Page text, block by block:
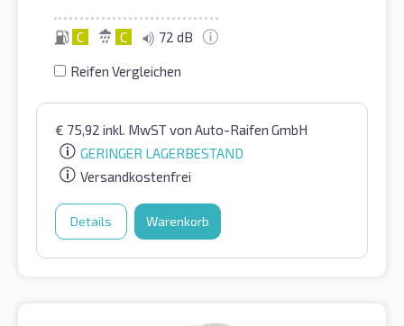
C C 72 dB
Reifen Vergleichen
€ 75,92 inkl. MwSTvon Auto-Raifen GmbH
GERINGER LAGERBESTAND
Versandkostenfrei
Details Warenkorb